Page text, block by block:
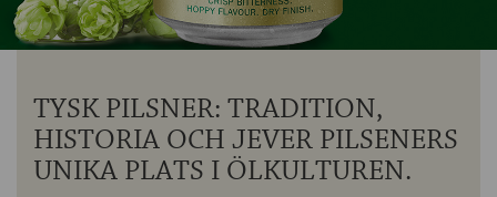
KONTAKTA OSS
TYSK PILSNER: TRADITION,
HISTORIA OCH JEVER PILSENERS
UNIKA PLATS I ÖLKULTUREN.